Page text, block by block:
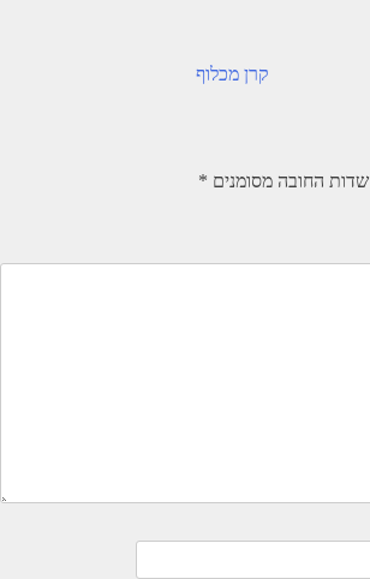
קרן מכלוף
שדות החובה מסומנים *